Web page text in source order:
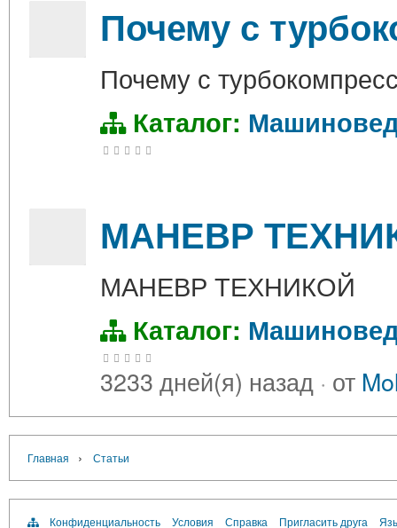
Почему с
Почему с
Каталог:
МАНЕВР
МАНЕВР ТЕХНИКОЙ
Каталог:
3233 дней(я) назад · от
Главная › Статьи
Конфиденциальность Условия Справка Пригласить друга